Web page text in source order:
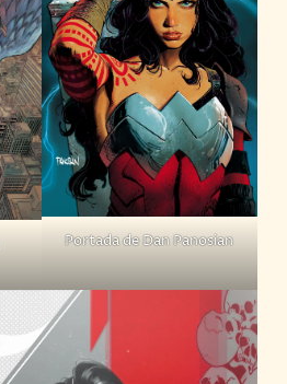
Portada de Dan Panosian